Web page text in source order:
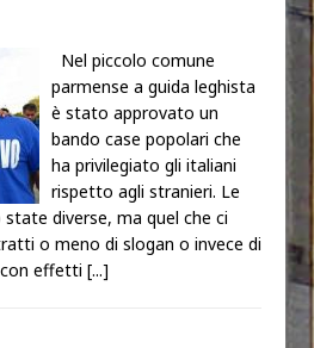
Nel piccolo comune
parmense a guida leghista
è stato approvato un
bando case popolari che
ha privilegiato gli italiani
rispetto agli stranieri. Le
diverse, ma quel che ci
o meno di slogan o invece di
effetti [...]